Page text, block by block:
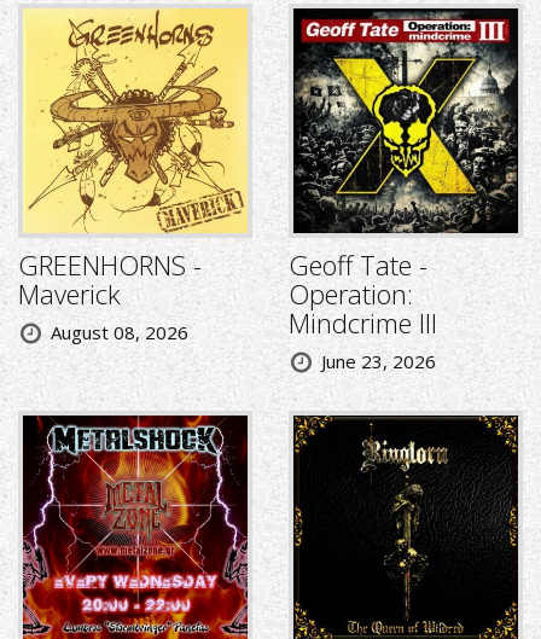
GREENHORNS -
Maverick
August 08, 2026
Geoff Tate -
Operation:
Mindcrime III
June 23, 2026